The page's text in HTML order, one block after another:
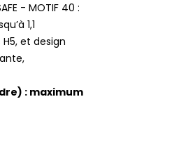
- MOTIF 40 :
1,1
et design
: maximum